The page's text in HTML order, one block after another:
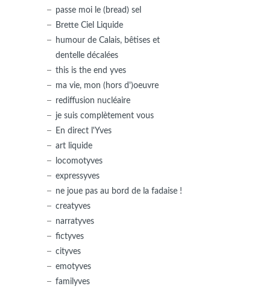
passe moi le (bread) sel
Brette Ciel Liquide
humour de Calais, bêtises et
dentelle décalées
this is the end yves
ma vie, mon (hors d')oeuvre
rediffusion nucléaire
je suis complètement vous
En direct l'Yves
art liquide
locomotyves
expressyves
ne joue pas au bord de la fadaise !
creatyves
narratyves
fictyves
cityves
emotyves
familyves